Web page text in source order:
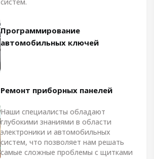
Программирование
автомобильных ключей
Ремонт приборных панелей
Наши специалисты обладают
глубокими знаниями в области
электроники и автомобильных
систем, что позволяет нам решать
самые сложные проблемы с щитками